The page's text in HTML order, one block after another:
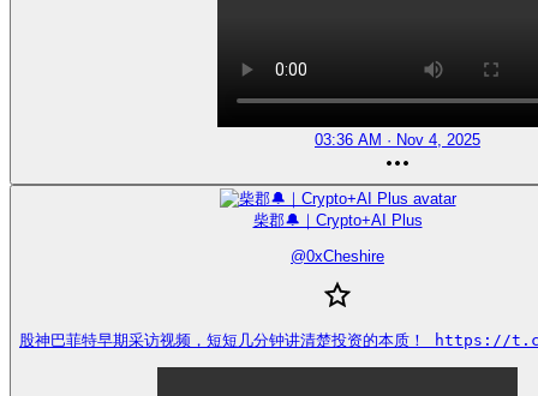
03:36 AM · Nov 4, 2025
柴郡🔔｜Crypto+AI Plus
@0xCheshire
股神巴菲特早期采访视频，短短几分钟讲清楚投资的本质！ https://